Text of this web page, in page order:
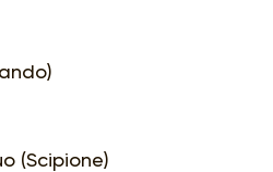
(Scipione)